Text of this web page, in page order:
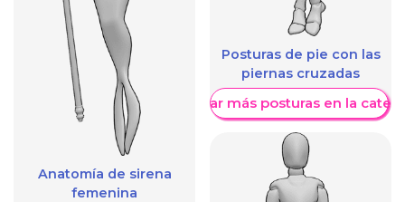
Anatomía de sirena
femenina
Posturas de pie con las
piernas cruzadas
Mostrar más posturas en la